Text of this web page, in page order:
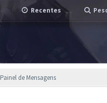
Recentes
Painel de Mensagens